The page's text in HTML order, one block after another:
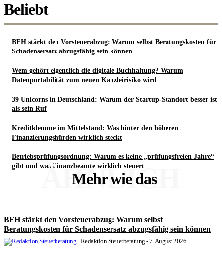
Beliebt
BFH stärkt den Vorsteuerabzug: Warum selbst Beratungskosten für
Schadensersatz abzugsfähig sein können
Wem gehört eigentlich die digitale Buchhaltung? Warum
Datenportabilität zum neuen Kanzleirisiko wird
39 Unicorns in Deutschland: Warum der Startup-Standort besser ist
als sein Ruf
Kreditklemme im Mittelstand: Was hinter den höheren
Finanzierungshürden wirklich steckt
Betriebsprüfungsordnung: Warum es keine „prüfungsfreien Jahre“
gibt und was Finanzbeamte wirklich steuert
Mehr wie das
ÄHNLICH
BFH stärkt den Vorsteuerabzug: Warum selbst
Beratungskosten für Schadensersatz abzugsfähig sein können
Redaktion Steuerberatung -7. August 2026